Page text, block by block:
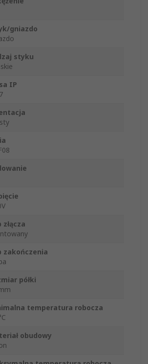
gniazdo
styku
IP
złącza
zakończenia
półki
temperatura robocza
obudowy